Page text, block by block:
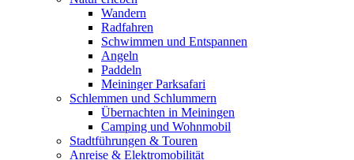
Wandern
Radfahren
Schwimmen und Entspannen
Angeln
Paddeln
Meininger Parksafari
Schlemmen und Schlummern
Übernachten in Meiningen
Camping und Wohnmobil
Stadtführungen & Touren
Anreise & Elektromobilität